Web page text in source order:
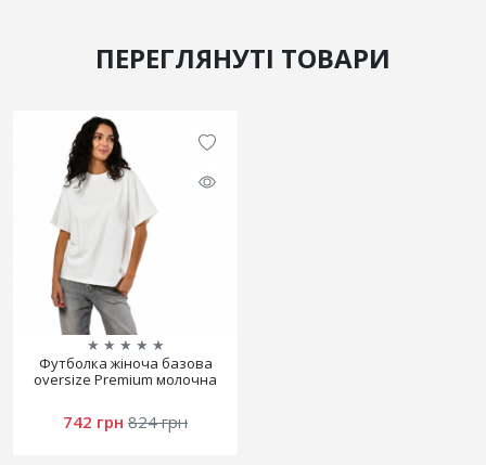
ПЕРЕГЛЯНУТІ ТОВАРИ
★ ★ ★ ★ ★
Футболка жіноча базова
oversize Premium молочна
742 грн 824 грн